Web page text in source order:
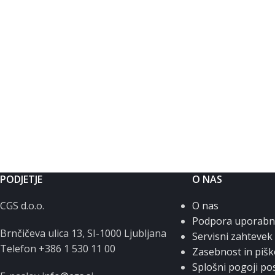
PODJETJE
CGS d.o.o.
Brnčičeva ulica 13, SI-1000 Ljubljana
Telefon +386 1 530 11 00
O NAS
O nas
Podpora
Servisni zahtevek
Zasebnost in
Splošni pogoji